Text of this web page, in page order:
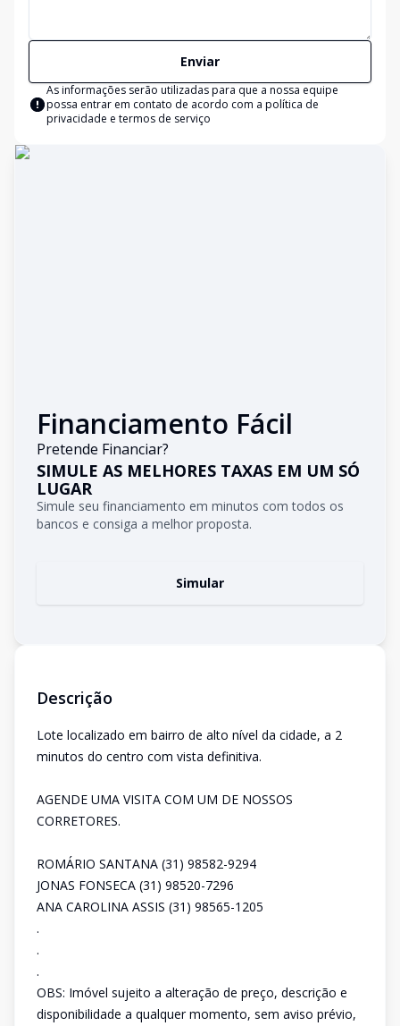
Enviar
As informações serão utilizadas para que a nossa equipe
possa entrar em contato de acordo com a política de
privacidade e termos de serviço
Financiamento Fácil
Pretende Financiar?
SIMULE AS MELHORES TAXAS EM UM SÓ
LUGAR
Simule seu financiamento em minutos com todos os
bancos e consiga a melhor proposta.
Simular
Descrição
Lote localizado em bairro de alto nível da cidade, a 2
minutos do centro com vista definitiva.
AGENDE UMA VISITA COM UM DE NOSSOS
CORRETORES.
ROMÁRIO SANTANA (31) 98582-9294
JONAS FONSECA (31) 98520-7296
ANA CAROLINA ASSIS (31) 98565-1205
.
.
.
OBS: Imóvel sujeito a alteração de preço, descrição e
disponibilidade a qualquer momento, sem aviso prévio,